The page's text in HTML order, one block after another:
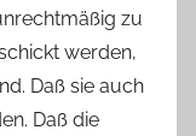
zu
werden,
Daß sie auch
Daß die